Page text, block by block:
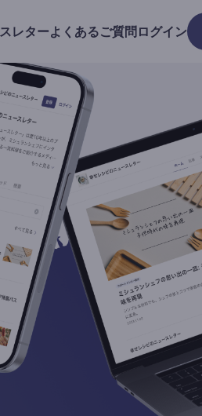
レターよくあるご質問ログイン